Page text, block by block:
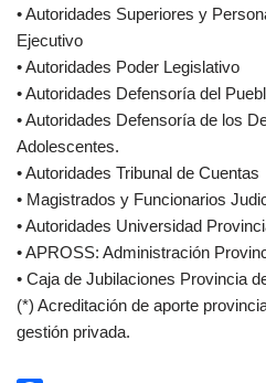
• Autoridades Superiores y
Ejecutivo
• Autoridades Poder Legislativo
• Autoridades Defensoría del
• Autoridades Defensoría de los
Adolescentes.
• Autoridades Tribunal de Cuentas
• Magistrados y Funcionarios
• Autoridades Universidad
• APROSS: Administración
• Caja de Jubilaciones Provincia
(*) Acreditación de aporte
gestión privada.